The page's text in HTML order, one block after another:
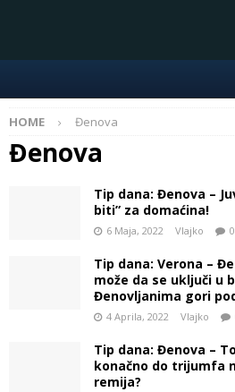
HOME Đenova
Đenova
Tip dana: Đenova –
biti” za domaćina!
6 Maja, 2022 Vlajko 0
Tip dana: Verona –
može da se uključi u
Đenovljanima gori
4 Aprila, 2022 Vlajko
Tip dana: Đenova –
konačno do trijumfa
remija?